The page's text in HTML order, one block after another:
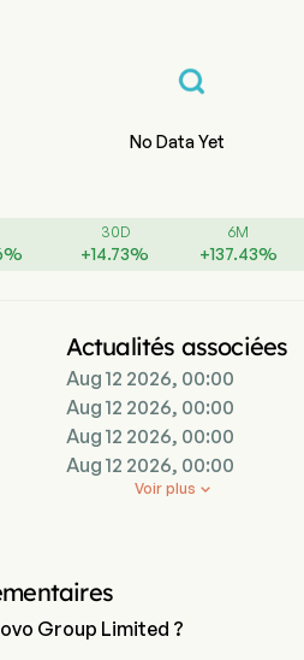
No Data Yet
%
30D
+14.73%
6M
+137.43%
Actualités associées
Aug 12 2026, 00:00
Aug 12 2026, 00:00
Aug 12 2026, 00:00
Aug 12 2026, 00:00

Voir plus
Group Limited ?